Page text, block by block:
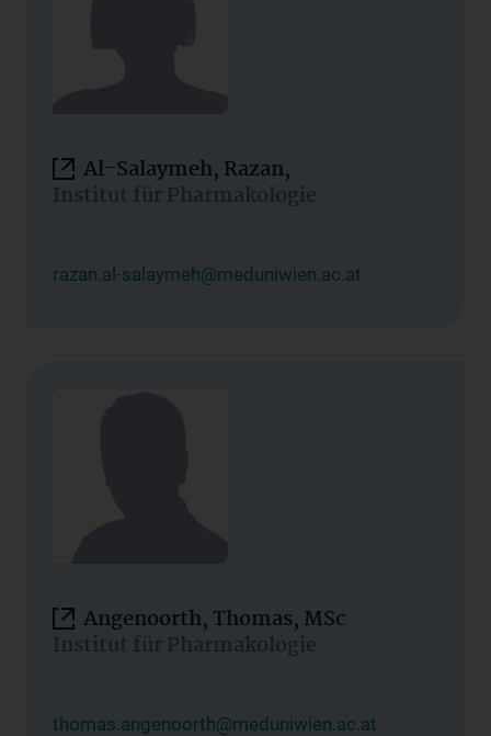
Al-Salaymeh, Razan,
Institut für Pharmakologie
razan.al-salaymeh@meduniwien.ac.at
Angenoorth, Thomas, MSc
Institut für Pharmakologie
thomas.angenoorth@meduniwien.ac.at